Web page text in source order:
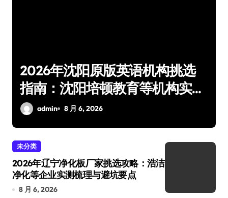
2026 约克 IWE Home 水生态
中央空调全系列产品型号及核心
参数汇总
admin 8 月 6, 2026
未分类
2026年辽宁净化板厂家挑选攻略：浩洁
净化等企业实测梳理与避坑要点
8 月 6, 2026